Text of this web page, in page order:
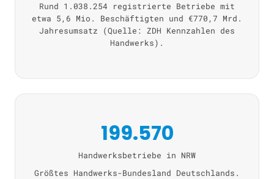
Rund 1.038.254 registrierte Betriebe mit
etwa 5,6 Mio. Beschäftigten und €770,7 Mrd.
Jahresumsatz (Quelle: ZDH Kennzahlen des
Handwerks).
199.570
Handwerksbetriebe in NRW
Größtes Handwerks-Bundesland Deutschlands.